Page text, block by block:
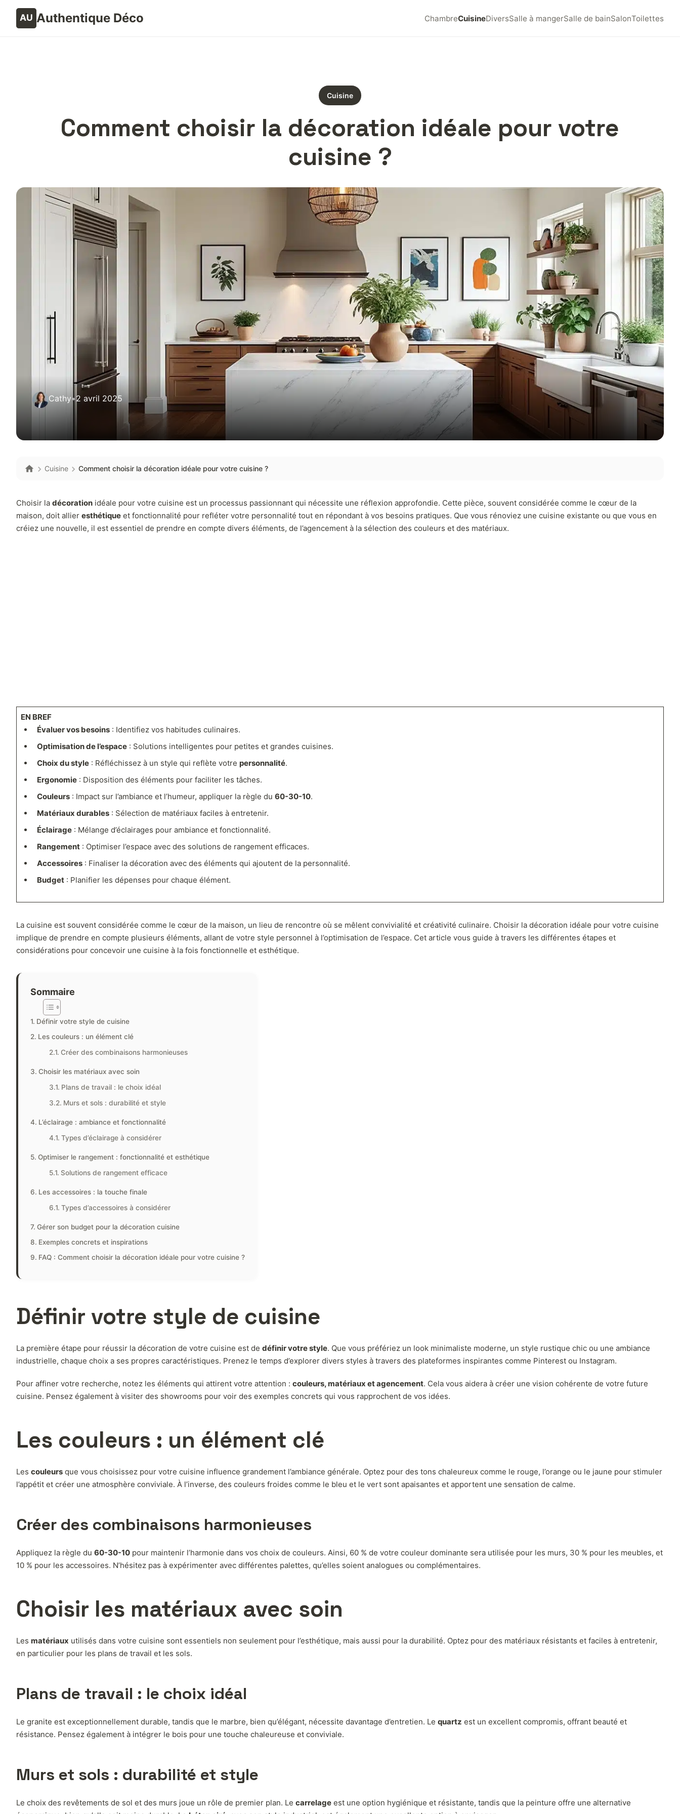
Authentique Déco ChambreCuisineDiversSalle à mangerSalle de bainSalonToilettes
Cuisine
Comment choisir la décoration idéale pour votre
cuisine ?
Cathy•2 avril 2025
Cuisine Comment choisir la décoration idéale pour votre cuisine ?
Choisir la décoration idéale pour votre cuisine est un processus passionnant qui nécessite une réflexion approfondie. Cette pièce, souvent considérée comme le cœur de la
maison, doit allier esthétique et fonctionnalité pour refléter votre personnalité tout en répondant à vos besoins pratiques. Que vous rénoviez une cuisine existante ou que vous en
créiez une nouvelle, il est essentiel de prendre en compte divers éléments, de l’agencement à la sélection des couleurs et des matériaux.
EN BREF
Évaluer vos besoins: Identifiez vos habitudes culinaires.
Optimisation de l’espace: Solutions intelligentes pour petites et grandes cuisines.
Choix du style: Réfléchissez à un style qui reflète votre personnalité.
Ergonomie: Disposition des éléments pour faciliter les tâches.
Couleurs: Impact sur l’ambiance et l’humeur, appliquer la règle du 60-30-10.
Matériaux durables: Sélection de matériaux faciles à entretenir.
Éclairage: Mélange d’éclairages pour ambiance et fonctionnalité.
Rangement: Optimiser l’espace avec des solutions de rangement efficaces.
Accessoires: Finaliser la décoration avec des éléments qui ajoutent de la personnalité.
Budget: Planifier les dépenses pour chaque élément.
La cuisine est souvent considérée comme le cœur de la maison, un lieu de rencontre où se mêlent convivialité et créativité culinaire. Choisir la décoration idéale pour votre cuisine
implique de prendre en compte plusieurs éléments, allant de votre style personnel à l’optimisation de l’espace. Cet article vous guide à travers les différentes étapes et
considérations pour concevoir une cuisine à la fois fonctionnelle et esthétique.
Sommaire
Définir votre style de cuisine
Les couleurs : un élément clé
Créer des combinaisons harmonieuses
Choisir les matériaux avec soin
Plans de travail : le choix idéal
Murs et sols : durabilité et style
L’éclairage : ambiance et fonctionnalité
Types d’éclairage à considérer
Optimiser le rangement : fonctionnalité et esthétique
Solutions de rangement efficace
Les accessoires : la touche finale
Types d’accessoires à considérer
Gérer son budget pour la décoration cuisine
Exemples concrets et inspirations
FAQ : Comment choisir la décoration idéale pour votre cuisine ?
Définir votre style de cuisine
La première étape pour réussir la décoration de votre cuisine est de définir votre style. Que vous préfériez un look minimaliste moderne, un style rustique chic ou une ambiance
industrielle, chaque choix a ses propres caractéristiques. Prenez le temps d’explorer divers styles à travers des plateformes inspirantes comme Pinterest ou Instagram.
Pour affiner votre recherche, notez les éléments qui attirent votre attention : couleurs, matériaux et agencement. Cela vous aidera à créer une vision cohérente de votre future
cuisine. Pensez également à visiter des showrooms pour voir des exemples concrets qui vous rapprochent de vos idées.
Les couleurs : un élément clé
Les couleurs que vous choisissez pour votre cuisine influence grandement l’ambiance générale. Optez pour des tons chaleureux comme le rouge, l’orange ou le jaune pour stimuler
l’appétit et créer une atmosphère conviviale. À l’inverse, des couleurs froides comme le bleu et le vert sont apaisantes et apportent une sensation de calme.
Créer des combinaisons harmonieuses
Appliquez la règle du 60-30-10 pour maintenir l’harmonie dans vos choix de couleurs. Ainsi, 60 % de votre couleur dominante sera utilisée pour les murs, 30 % pour les meubles, et
10 % pour les accessoires. N’hésitez pas à expérimenter avec différentes palettes, qu’elles soient analogues ou complémentaires.
Choisir les matériaux avec soin
Les matériaux utilisés dans votre cuisine sont essentiels non seulement pour l’esthétique, mais aussi pour la durabilité. Optez pour des matériaux résistants et faciles à entretenir,
en particulier pour les plans de travail et les sols.
Plans de travail : le choix idéal
Le granite est exceptionnellement durable, tandis que le marbre, bien qu’élégant, nécessite davantage d’entretien. Le quartz est un excellent compromis, offrant beauté et
résistance. Pensez également à intégrer le bois pour une touche chaleureuse et conviviale.
Murs et sols : durabilité et style
Le choix des revêtements de sol et des murs joue un rôle de premier plan. Le carrelage est une option hygiénique et résistante, tandis que la peinture offre une alternative